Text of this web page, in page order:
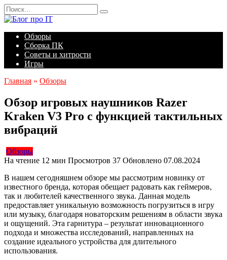
Перейти
к
содержанию
Search
for:
Обзоры
Сборка ПК
Советы и хитрости
Игры
Главная » Обзоры
Обзор игровых наушников Razer
Kraken V3 Pro с функцией тактильных
вибраций
Обзоры
На чтение 12 мин Просмотров 37 Обновлено 07.08.2024
В нашем сегодняшнем обзоре мы рассмотрим новинку от
известного бренда, которая обещает радовать как геймеров,
так и любителей качественного звука. Данная модель
предоставляет уникальную возможность погрузиться в игру
или музыку, благодаря новаторским решениям в области звука
и ощущений. Эта гарнитура – результат инновационного
подхода и множества исследований, направленных на
создание идеального устройства для длительного
использования.